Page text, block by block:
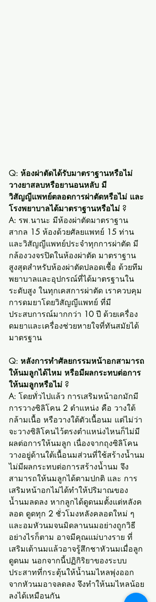
Q: ห้องผ่าตัดได้รับมาตราฐานหรือไม่
วางยาสลบหรือยานอนหลับ มี
วิสัญญีแพทย์ตลอดการผ่าตัดหรือไม่ และ
โรงพยาบาลได้มาตราฐานหรือไม่ ?
A: รพ.นานะ มีห้องผ่าตัดมาตราฐาน
สากล 15 ห้องด้วยศัลยแพทย์ 15 ท่าน
และวิสัญญีแพทย์ประจำทุกการผ่าตัด มี
กล้องวงจรปิดในห้องผ่าตัด มาตราฐาน
สูงสุดสำหรับห้องผ่าตัดปลอดเชื้อ ด้วยทีม
พยาบาลและอุปกรณ์ที่ได้มาตรฐานใน
ระดับสูง ในทุกเคสการผ่าตัด เราควบคุม
การดมยาโดยวิสัญญีแพทย์ ที่มี
ประสบการณ์มากกว่า 10 ปี ด้วยเครื่อง
ดมยาและเครื่องช่วยหายใจที่ทันสมัยได้
มาตรฐาน
Q: หลังการทำศัลยกรรมหน้าอกสามารถ
ให้นมลูกได้ไหม หรือมีผลกระทบต่อการ
ให้นมลูกหรือไม่ ?
A: โดยทั่วไปแล้ว การเสริมหน้าอกมักมี
การวางซิลิโคน 2 ตำแหน่ง คือ วางใต้
กล้ามเนื้อ หรือวางใต้ตัวเนื้อนม แต่ไม่ว่า
จะวางซิลิโคนไว้ตรงตำแหน่งไหนก็ไม่มี
ผลต่อการให้นมลูก เนื่องจากถุงซิลิโคน
วางอยู่ด้านใต้เนื้อนมส่วนที่ใช้สร้างน้ำนม
ไม่มีผลกระทบต่อการสร้างน้ำนม จึง
สามารถให้นมลูกได้ตามปกติ และ การ
เสริมหน้าอกไม่ได้ทำให้ปริมาณของ
น้ำนมลดลง หากลูกได้ดูดนมตั้งแต่หลังค
ลอด ดูดทุก 2 ชั่วโมงหลังคลอดใหม่ ๆ
และอมหัวนมจนมิดลานนมอย่างถูกวิธี
อย่างไรก็ตาม อาจมีคุณแม่บางราย ที่
เสริมเต้านมแล้วอาจรู้สึกชาหัวนมเมื่อลูก
ดูดนม นอกจากนี้ปฏิกิริยาของระบบ
ประสาทที่กระตุ้นให้น้ำนมไหลพุ่งออก
จากหัวนมอาจลดลง จึงทำให้นมไหลน้อย
ลงได้เหมือนกัน